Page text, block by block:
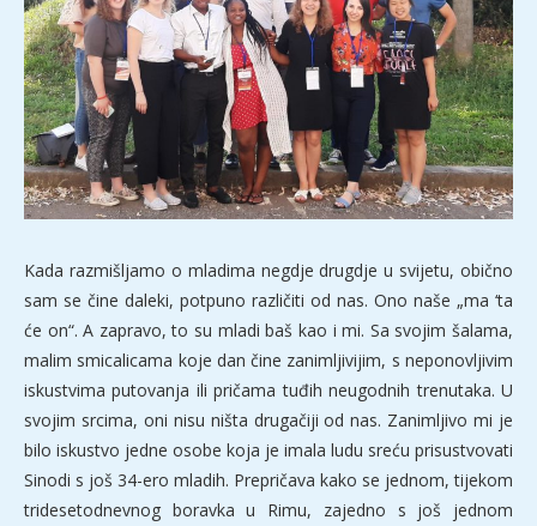
Kada razmišljamo o mladima negdje drugdje u svijetu, obično
sam se čine daleki, potpuno različiti od nas. Ono naše „ma ‘ta
će on“. A zapravo, to su mladi baš kao i mi. Sa svojim šalama,
malim smicalicama koje dan čine zanimljivijim, s neponovljivim
iskustvima putovanja ili pričama tuđih neugodnih trenutaka. U
svojim srcima, oni nisu ništa drugačiji od nas. Zanimljivo mi je
bilo iskustvo jedne osobe koja je imala ludu sreću prisustvovati
Sinodi s još 34-ero mladih. Prepričava kako se jednom, tijekom
tridesetodnevnog boravka u Rimu, zajedno s još jednom